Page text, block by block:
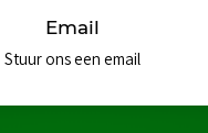
Email
Stuur ons een email